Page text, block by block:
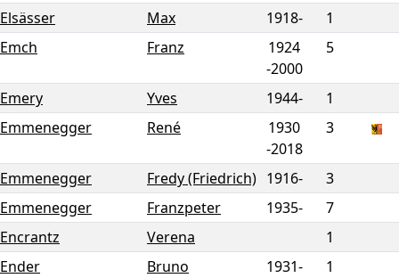
Elsässer
Max 1918-
1
Emch
Franz
1924
-2000
5
Emery Yves 1944-
1
Emmenegger
René
1930
-2018
3
Emmenegger Fredy (Friedrich) 1916-
3
Emmenegger
Franzpeter 1935-
7
Encrantz
Verena
1
Ender
Bruno 1931-
1